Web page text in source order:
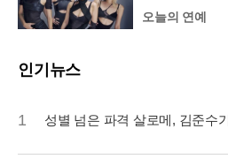
오늘의 연예
인기뉴스
1 성별 넘은 파격 살로메, 김준수